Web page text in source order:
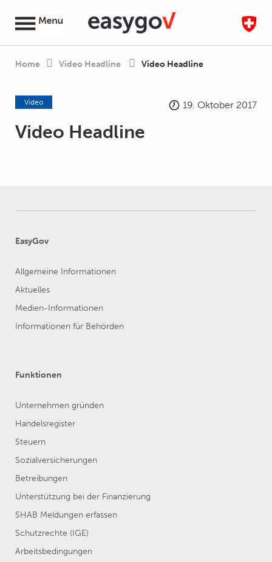
Home Video Headline Video Headline
Video 19. Oktober 2017
Video Headline
EasyGov
Allgemeine Informationen
Aktuelles
Medien-Informationen
Informationen für Behörden
Funktionen
Unternehmen gründen
Handelsregister
Steuern
Sozialversicherungen
Betreibungen
Unterstützung bei der Finanzierung
SHAB Meldungen erfassen
Schutzrechte (IGE)
Arbeitsbedingungen